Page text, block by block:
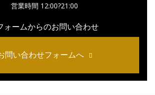
営業時間 12:00?21:00
ォームからのお問い合わせ
問い合わせフォームへ